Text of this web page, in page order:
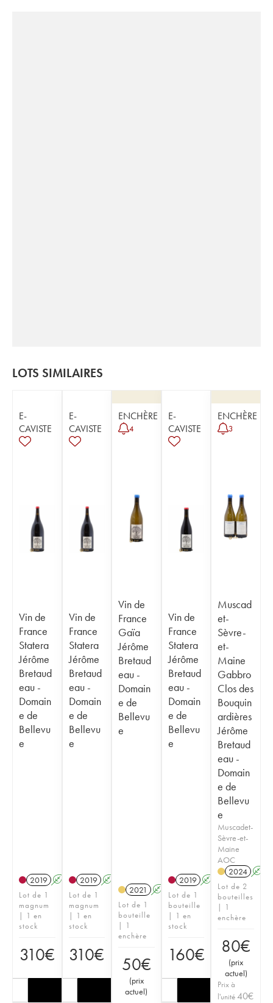
LOTS SIMILAIRES
E-
CAVISTE
Vin de
France
Statera
Jérôme
Bretaud
eau -
Domain
e de
Bellevu
e
2019 A
Lot de 1
magnum
| 1 en
stock
310€
E-
CAVISTE
Vin de
France
Statera
Jérôme
Bretaud
eau -
Domain
e de
Bellevu
e
2019 A
Lot de 1
magnum
| 1 en
stock
310€
ENCHÈRE
4
Vin de
France
Gaïa
Jérôme
Bretaud
eau -
Domain
e de
Bellevu
e
2021 A
Lot de 1
bouteille
| 1
enchère
50€
(prix
actuel)
E-
CAVISTE
Vin de
France
Statera
Jérôme
Bretaud
eau -
Domain
e de
Bellevu
e
2019 A
Lot de 1
bouteille
| 1 en
stock
160€
ENCHÈRE
3
Muscad
et-
Sèvre-
et-
Maine
Gabbro
Clos des
Bouquin
ardières
Jérôme
Bretaud
eau -
Domain
e de
Bellevu
e
Muscadet-
Sèvre-et-
Maine
AOC
2024 A
Lot de 2
bouteilles
| 1
enchère
80€
(prix
actuel)
Prix à
l'unité40€